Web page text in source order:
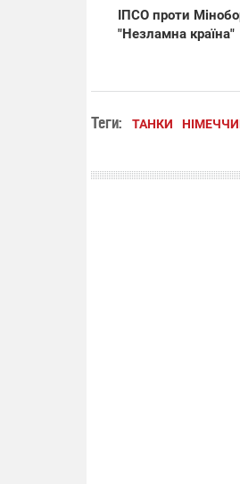
ІПСО проти
"Незламна країна"
Теги: ТАНКИ